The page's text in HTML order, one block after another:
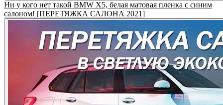
Ни у кого нет такой BMW X5, белая матовая пленка с синим
салоном! [ПЕРЕТЯЖКА САЛОНА 2021]